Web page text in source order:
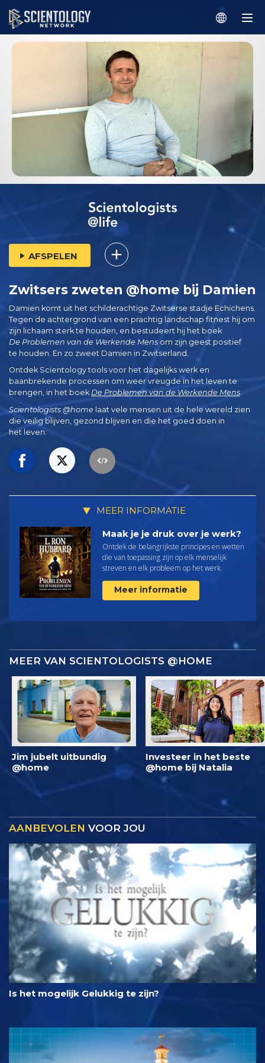
AFSPELEN
Zwitsers zweten @home bij Damien
Damien komt uit het schilderachtige Zwitserse stadje Echichens.
Tegen de achtergrond van een prachtig landschap fitnest hij om
zijn lichaam sterk te houden, en bestudeert hij het boek
De Problemen van de Werkende Mens om zijn geest positief
te houden. En zo zweet Damien in Zwitserland.
Ontdek Scientology tools voor het dagelijks werk en
baanbrekende processen om weer vreugde in het leven te
brengen, in het boekDe Problemen van de Werkende Mens.
Scientologists @home laat vele mensen uit de hele wereld zien
die veilig blijven, gezond blijven en die het goed doen in
het leven.
MEER INFORMATIE
Maak je je druk over je werk?
Ontdek de belangrijkste principes en wetten
die van toepassing zijn op elk menselijk
streven en elk probleem op het werk.
Meer informatie
MEER VAN SCIENTOLOGISTS @HOME
Jim jubelt uitbundig
@home
Investeer in het beste
@home bij Natalia
AANBEVOLEN VOOR JOU
Is het mogelijk Gelukkig te zijn?